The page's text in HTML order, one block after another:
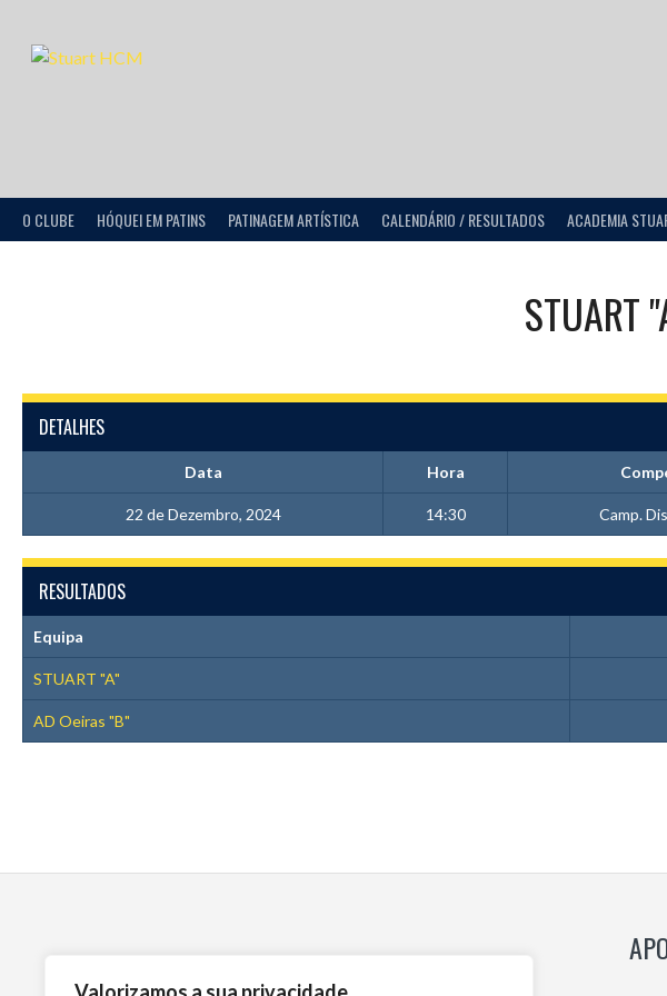
O CLUBE HÓQUEI EM PATINS PATINAGEM ARTÍSTICA CALENDÁRIO / RESULTADOS ACADEMIA
STUART
DETALHES
Data Hora
22 de Dezembro, 2024 14:30 Camp.
RESULTADOS
Equipa
STUART "A"
AD Oeiras "B"